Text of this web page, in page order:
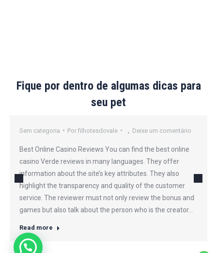
Fique por dentro de algumas dicas para
seu pet
Sem categoria Por filhotesdovale Deixe um comentário
Best Online Casino Reviews You can find the best online
casino Verde reviews in many languages. They offer
information about the site’s key attributes. They also
highlight the transparency and quality of the customer
service. The reviewer must not only review the bonus and
games but also talk about the person who is the creator…
Read more